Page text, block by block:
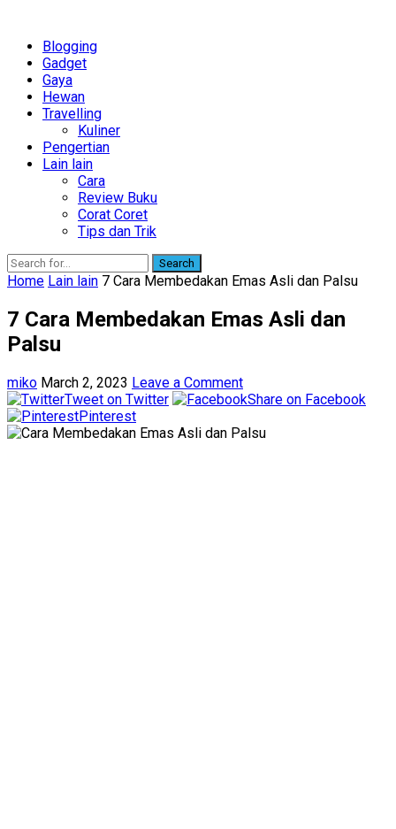
Blogging
Gadget
Gaya
Hewan
Travelling
Kuliner
Pengertian
Lain lain
Cara
Review Buku
Corat Coret
Tips dan Trik
Search
Home Lain lain 7 Cara Membedakan Emas Asli dan Palsu
7 Cara Membedakan Emas Asli dan
Palsu
miko March 2, 2023 Leave a Comment
Tweet on Twitter
Share on Facebook
Pinterest